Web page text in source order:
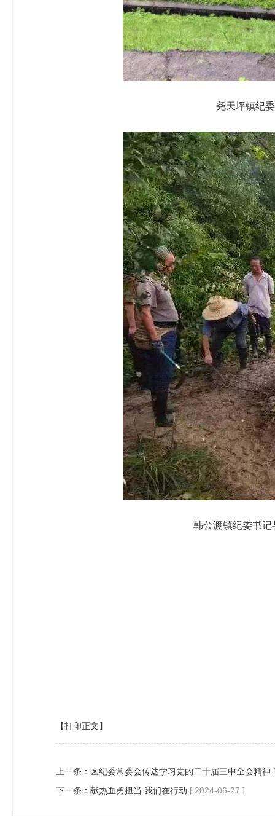
尧天坪镇纪
韩公渡镇纪委书记
【打印正文】
上一条： 区纪委常委会传达学习党的二十届三中全会精神
下一条： 献热血勇担当 我们在行动 [ 2024-06-27 ]